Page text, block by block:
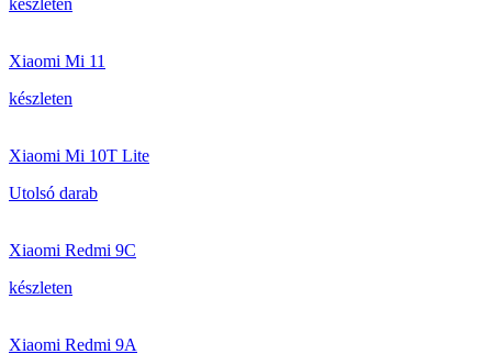
készleten
Xiaomi Mi 11
készleten
Xiaomi Mi 10T Lite
Utolsó darab
Xiaomi Redmi 9C
készleten
Xiaomi Redmi 9A